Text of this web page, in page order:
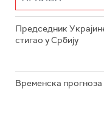
Председник
стигао у Србију
Временска прогноза